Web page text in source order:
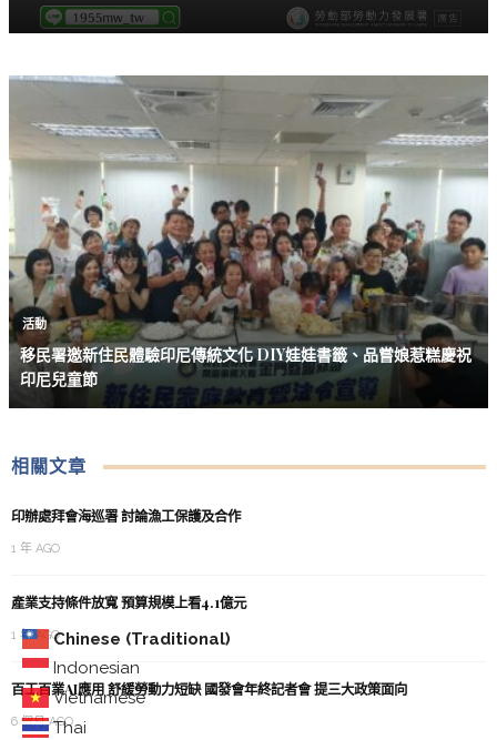
Chinese (Traditional)
Indonesian
Vietnamese
Thai
活動
移民署邀新住民體驗印尼傳統文化 DIY娃娃書籤、品嘗娘惹糕慶祝
印尼兒童節
相關文章
印辦處拜會海巡署 討論漁工保護及合作
1 年 AGO
產業支持條件放寬 預算規模上看4.1億元
1 年 AGO
百工百業AI應用 舒緩勞動力短缺 國發會年終記者會 提三大政策面向
6 個月 AGO